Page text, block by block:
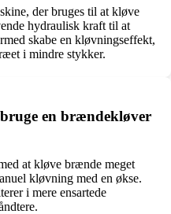
der bruges til at kløve
hydraulisk kraft til at
skabe en kløvningseffekt,
i mindre stykker.
en brændekløver
at kløve brænde meget
kløvning med en økse.
i mere ensartede